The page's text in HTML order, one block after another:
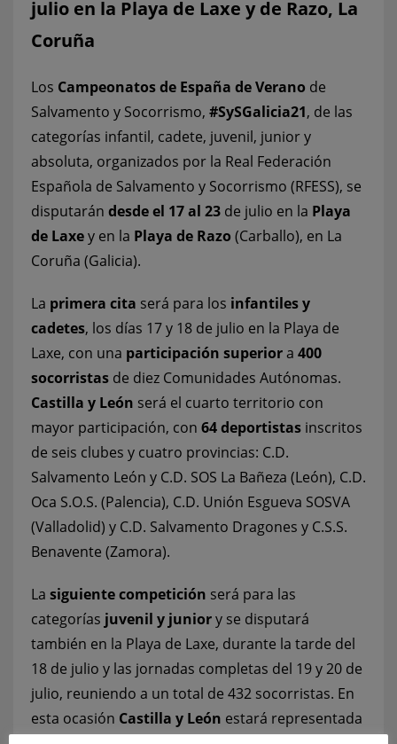
julio en la Playa de Laxe y de Razo, La
Coruña
Los Campeonatos de España de Verano de
Salvamento y Socorrismo, #SySGalicia21, de las
categorías infantil, cadete, juvenil, junior y
absoluta, organizados por la Real Federación
Española de Salvamento y Socorrismo (RFESS), se
disputarán desde el 17 al 23 de julio en la Playa
de Laxey en la Playa de Razo (Carballo), en La
Coruña (Galicia).
La primera cita será para los infantiles y
cadetes, los días 17 y 18 de julio en la Playa de
Laxe, con una participación superiora 400
socorristas de diez Comunidades Autónomas.
Castilla y León será el cuarto territorio con
mayor participación, con 64 deportistas inscritos
de seis clubes y cuatro provincias: C.D.
Salvamento León y C.D. SOS La Bañeza (León), C.D.
Oca S.O.S. (Palencia), C.D. Unión Esgueva SOSVA
(Valladolid) y C.D. Salvamento Dragones y C.S.S.
Benavente (Zamora).
La siguiente competición será para las
categorías juvenil y juniory se disputará
también en la Playa de Laxe, durante la tarde del
18 de julio y las jornadas completas del 19 y 20 de
julio, reuniendo a un total de 432 socorristas. En
esta ocasión Castilla y León estará representada